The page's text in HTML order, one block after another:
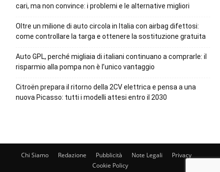
cari, ma non convince: i problemi e le alternative migliori
Oltre un milione di auto circola in Italia con airbag difettosi:
come controllare la targa e ottenere la sostituzione gratuita
Auto GPL, perché migliaia di italiani continuano a comprarle: il
risparmio alla pompa non è l’unico vantaggio
Citroën prepara il ritorno della 2CV elettrica e pensa a una
nuova Picasso: tutti i modelli attesi entro il 2030
Chi Siamo Redazione Pubblicità Note Legali
Privacy
Cookie Policy